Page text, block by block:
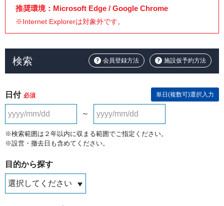
推奨環境：Microsoft Edge / Google Chrome
※Internet Explorerは対象外です。
検索 会員登録方法 施設仮予約方法
日付 必須 単日(複数可)選択入力
～
※検索範囲は２年以内に収まる範囲でご指定ください。
※設営・撤去日も含めてください。
目的から探す